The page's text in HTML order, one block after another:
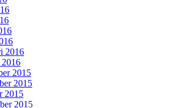
2016
2015
2015
2015
2015